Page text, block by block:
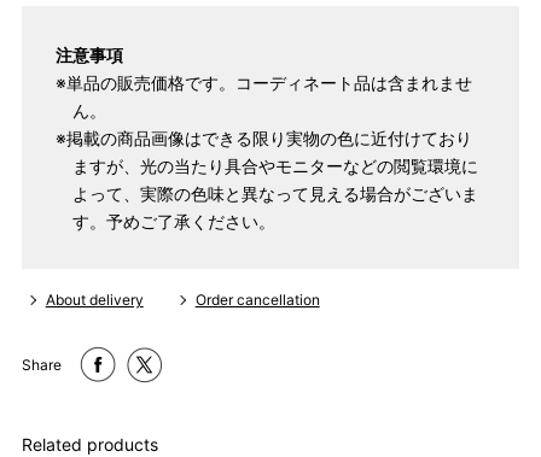
注意事項
※単品の販売価格です。コーディネート品は含まれませ
ん。
※掲載の商品画像はできる限り実物の色に近付けており
ますが、光の当たり具合やモニターなどの閲覧環境に
よって、実際の色味と異なって見える場合がございま
す。予めご了承ください。
About delivery Order cancellation
Share
Related products